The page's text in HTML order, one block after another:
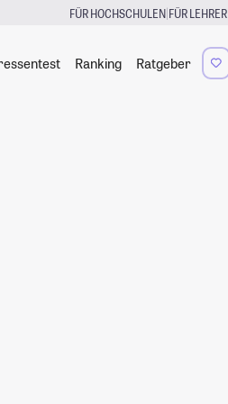
FÜR HOCHSCHULEN|FÜR LEHRER
Ranking Ratgeber